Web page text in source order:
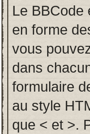
Le BBCode
en forme
vous
dans
formulaire
au style
que < et >.